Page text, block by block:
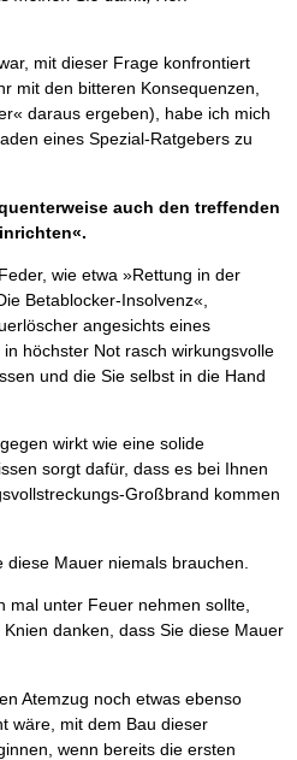
mit dieser Frage konfrontiert
mit den bitteren Konsequenzen,
daraus ergeben), habe ich mich
eines Spezial-Ratgebers zu
auch den treffenden
wie etwa »Rettung in der
Betablocker-Insolvenz«,
angesichts eines
höchster Not rasch wirkungsvolle
und die Sie selbst in die Hand
wirkt wie eine solide
sorgt dafür, dass es bei Ihnen
Großbrand kommen
Mauer niemals brauchen.
mal unter Feuer nehmen sollte,
danken, dass Sie diese Mauer
Atemzug noch etwas ebenso
wäre, mit dem Bau dieser
wenn bereits die ersten